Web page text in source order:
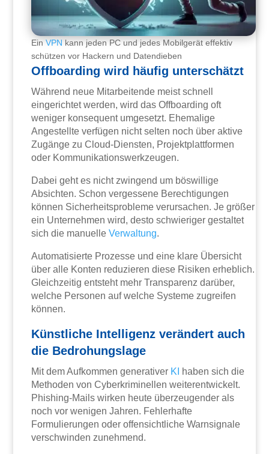
EinVPN kann jeden PC und jedes Mobilgerät effektiv
schützen vor Hackern und Datendieben
Offboarding wird häufig unterschätzt
Während neue Mitarbeitende meist schnell
eingerichtet werden, wird das Offboarding oft
weniger konsequent umgesetzt. Ehemalige
Angestellte verfügen nicht selten noch über aktive
Zugänge zu Cloud-Diensten, Projektplattformen
oder Kommunikationswerkzeugen.
Dabei geht es nicht zwingend um böswillige
Absichten. Schon vergessene Berechtigungen
können Sicherheitsprobleme verursachen. Je größer
ein Unternehmen wird, desto schwieriger gestaltet
sich die manuelleVerwaltung.
Automatisierte Prozesse und eine klare Übersicht
über alle Konten reduzieren diese Risiken erheblich.
Gleichzeitig entsteht mehr Transparenz darüber,
welche Personen auf welche Systeme zugreifen
können.
Künstliche Intelligenz verändert auch
die Bedrohungslage
Mit dem Aufkommen generativer KI
haben sich die
Methoden von Cyberkriminellen weiterentwickelt.
Phishing-Mails wirken heute überzeugender als
noch vor wenigen Jahren. Fehlerhafte
Formulierungen oder offensichtliche Warnsignale
verschwinden zunehmend.